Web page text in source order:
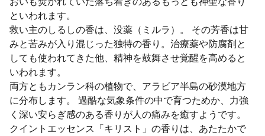
といわれます。
救い主のしるしの香は、没薬（ミルラ）。 その芳香は甘
みと苦みが入り混じった独特の香り。治療薬や防腐剤と
しても使われてきた他、精神を鼓舞させ覚醒を高めると
いわれます。
両方ともカンラン科の植物で、アラビア半島の砂漠地方
に分布します。 過酷な気象条件の中で育つためか、力強
く深い安らぎ感のある香りが人の痛みを癒すようです。
クイントエッセンス「キリスト」の香りは、あたたかで